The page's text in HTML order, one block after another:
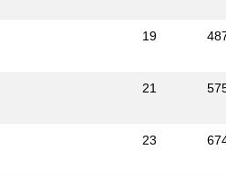
19
21
23